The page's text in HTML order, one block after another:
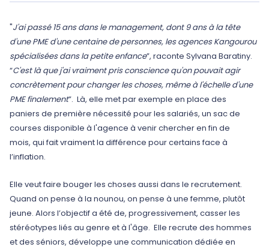
"J'ai passé 15 ans dans le management, dont 9 ans à la tête
d'une PME d'une centaine de personnes, les agences Kangourou
spécialisées dans la petite enfance”, raconte Sylvana Baratiny.
“C'est là que j'ai vraiment pris conscience qu'on pouvait agir
concrètement pour changer les choses, même à l'échelle d'une
PME finalement”. Là, elle met par exemple en place des
paniers de première nécessité pour les salariés, un sac de
courses disponible à l'agence à venir chercher en fin de
mois, qui fait vraiment la différence pour certains face à
l’inflation.
Elle veut faire bouger les choses aussi dans le recrutement.
Quand on pense à la nounou, on pense à une femme, plutôt
jeune. Alors l’objectif a été de, progressivement, casser les
stéréotypes liés au genre et à l'âge. Elle recrute des hommes
et des séniors, développe une communication dédiée en